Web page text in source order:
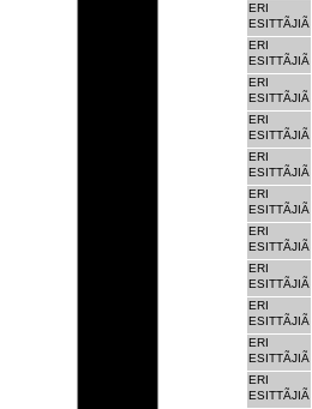
ERI
ESITTÃJIÃ
ERI
ESITTÃJIÃ
ERI
ESITTÃJIÃ
ERI
ESITTÃJIÃ
ERI
ESITTÃJIÃ
ERI
ESITTÃJIÃ
ERI
ESITTÃJIÃ
ERI
ESITTÃJIÃ
ERI
ESITTÃJIÃ
ERI
ESITTÃJIÃ
ERI
ESITTÃJIÃ